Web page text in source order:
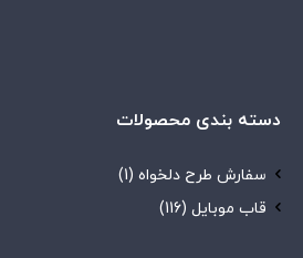
دسته بندی محصولات
سفارش طرح دلخواه (1)
قاب موبایل (116)